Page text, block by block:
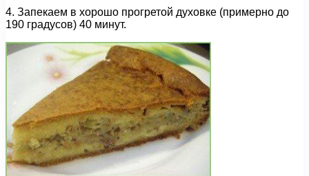
4. Запекаем в хорошо прогретой духовке (примерно до
190 градусов) 40 минут.